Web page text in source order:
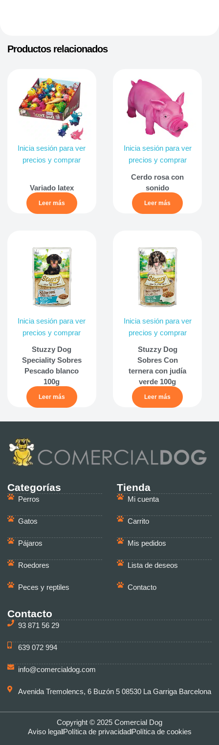
Productos relacionados
Inicia sesión para ver
precios y comprar
Variado latex
Leer más
Inicia sesión para ver
precios y comprar
Cerdo rosa con
sonido
Leer más
Inicia sesión para ver
precios y comprar
Stuzzy Dog
Speciality Sobres
Pescado blanco
100g
Leer más
Inicia sesión para ver
precios y comprar
Stuzzy Dog
Sobres Con
ternera con judía
verde 100g
Leer más
Categorías
Perros
Gatos
Pájaros
Roedores
Peces y reptiles
Tienda
Mi cuenta
Carrito
Mis pedidos
Lista de deseos
Contacto
Contacto
93 871 56 29
639 072 994
info@comercialdog.com
Avenida Tremolencs, 6 Buzón 5 08530 La Garriga Barcelona
Copyright © 2025 Comercial Dog
Aviso legalPolítica de privacidadPolítica de cookies